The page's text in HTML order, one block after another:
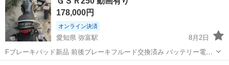
178,000円
オンライン決済
愛知県 弥富駅
8月2日
Fブレーキパッド新品 前後ブレーキフルード交換済み バッテリー電圧
良好 Fスプロケット16丁に変更（100キロ巡航でもかなり余裕です）